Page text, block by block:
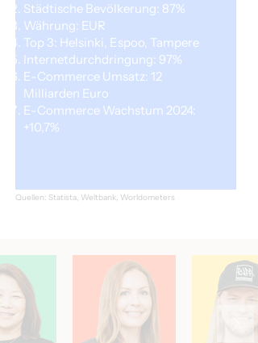
Städtische Bevölkerung: 87%
Währung: EUR
Top 3: Helsinki, Espoo, Tampere
Internetdurchdringung: 97%
E-Commerce Umsatz: 12
Milliarden Euro
E-Commerce Wachstum 2024:
+10,7%
Quellen: Statista, Weltbank, Worldometers